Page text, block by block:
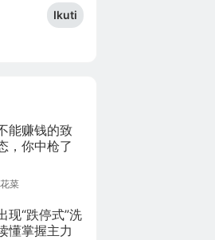
Ikuti
能赚钱的致
，你中枪了
菜
现“跌停式”洗
懂掌握主力